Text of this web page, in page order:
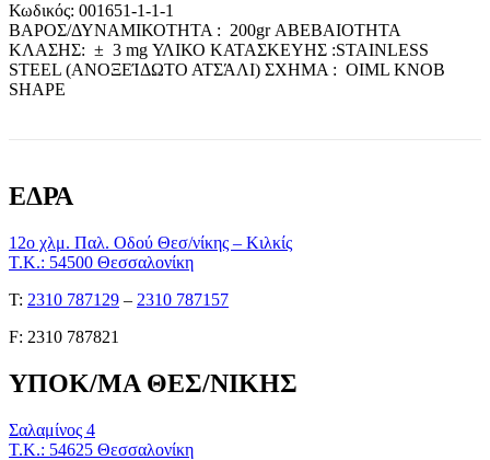
Κωδικός: 001651-1-1-1
ΒΑΡΟΣ/ΔΥΝΑΜΙΚΟΤΗΤΑ : 200gr ΑΒΕΒΑΙΟΤΗΤΑ
ΚΛΑΣΗΣ: ± 3 mg ΥΛΙΚΟ ΚΑΤΑΣΚΕΥΗΣ :STAINLESS
STEEL (ΑΝΟΞΕΊΔΩΤΟ ΑΤΣΆΛΙ) ΣΧΗΜΑ : OIML KNOB
SHAPE
ΕΔΡΑ
12ο χλμ. Παλ. Οδού Θεσ/νίκης – Κιλκίς
Τ.Κ.: 54500 Θεσσαλονίκη
Τ: 2310 787129 – 2310 787157
F: 2310 787821
ΥΠΟΚ/ΜΑ ΘΕΣ/ΝΙΚΗΣ
Σαλαμίνος 4
Τ.Κ.: 54625 Θεσσαλονίκη